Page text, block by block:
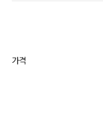
가격